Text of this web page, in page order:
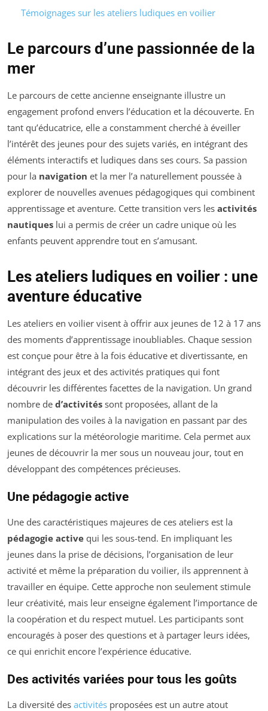
Témoignages sur les ateliers ludiques en voilier
Le parcours d’une passionnée de la
mer
Le parcours de cette ancienne enseignante illustre un
engagement profond envers l’éducation et la découverte. En
tant qu’éducatrice, elle a constamment cherché à éveiller
l’intérêt des jeunes pour des sujets variés, en intégrant des
éléments interactifs et ludiques dans ses cours. Sa passion
pour la navigation et la mer l’a naturellement poussée à
explorer de nouvelles avenues pédagogiques qui combinent
apprentissage et aventure. Cette transition vers les activités
nautiques lui a permis de créer un cadre unique où les
enfants peuvent apprendre tout en s’amusant.
Les ateliers ludiques en voilier : une
aventure éducative
Les ateliers en voilier visent à offrir aux jeunes de 12 à 17 ans
des moments d’apprentissage inoubliables. Chaque session
est conçue pour être à la fois éducative et divertissante, en
intégrant des jeux et des activités pratiques qui font
découvrir les différentes facettes de la navigation. Un grand
nombre de d’activités sont proposées, allant de la
manipulation des voiles à la navigation en passant par des
explications sur la météorologie maritime. Cela permet aux
jeunes de découvrir la mer sous un nouveau jour, tout en
développant des compétences précieuses.
Une pédagogie active
Une des caractéristiques majeures de ces ateliers est la
pédagogie active qui les sous-tend. En impliquant les
jeunes dans la prise de décisions, l’organisation de leur
activité et même la préparation du voilier, ils apprennent à
travailler en équipe. Cette approche non seulement stimule
leur créativité, mais leur enseigne également l’importance de
la coopération et du respect mutuel. Les participants sont
encouragés à poser des questions et à partager leurs idées,
ce qui enrichit encore l’expérience éducative.
Des activités variées pour tous les goûts
La diversité des activités proposées est un autre atout